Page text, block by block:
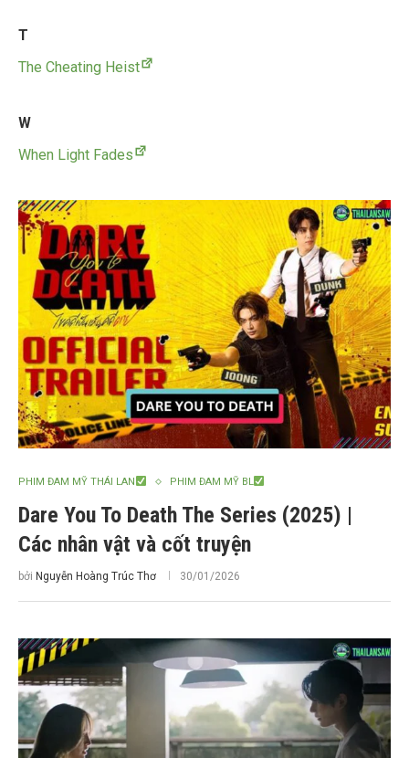
T
The Cheating Heist
W
When Light Fades
PHIM ĐAM MỸ THÁI LAN PHIM ĐAM MỸ BL
Dare You To Death The Series (2025) |
Các nhân vật và cốt truyện
bởi Nguyễn Hoàng Trúc Thơ 30/01/2026